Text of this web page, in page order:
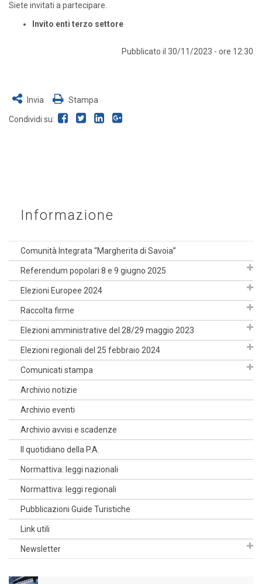
Siete invitati a partecipare.
Invito enti terzo settore
Pubblicato il 30/11/2023 - ore 12:30
Invia Stampa
Condividi su:
Informazione
Comunità Integrata “Margherita di Savoia”
Referendum popolari 8 e 9 giugno 2025
Elezioni Europee 2024
Raccolta firme
Elezioni amministrative del 28/29 maggio 2023
Elezioni regionali del 25 febbraio 2024
Comunicati stampa
Archivio notizie
Archivio eventi
Archivio avvisi e scadenze
Il quotidiano della P.A.
Normattiva: leggi nazionali
Normattiva: leggi regionali
Pubblicazioni Guide Turistiche
Link utili
Newsletter